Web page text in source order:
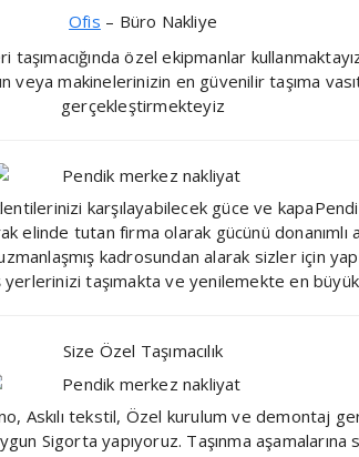
Ofis – Büro Nakliye
taşımacığında özel ekipmanlar
veya makinelerinizin en güvenilir taşıma
gerçekleştirmekteyiz
karşılayabilecek güce ve
elinde tutan firma olarak gücünü
kadrosundan alarak sizler için
taşımakta ve yenilemekte en büyük
Size Özel Taşımacılık
Askılı tekstil, Özel kurulum ve demontaj
Sigorta yapıyoruz. Taşınma